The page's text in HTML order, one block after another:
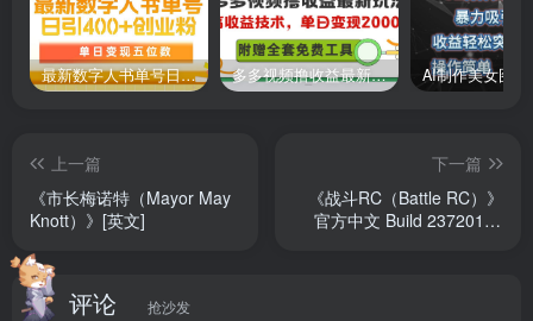
最新数字人书单号日400+创业粉，单日变现五位数，市面卖5980附软件和详… 多多视频撸收益最新玩法，高收益技术，单日变现2000+，附赠全套技术资料
上一篇
《市长梅诺特（Mayor May
Knott）》[英文]
下一篇
《战斗RC（Battle RC）》
官方中文 Build 23720101
评论 抢沙发